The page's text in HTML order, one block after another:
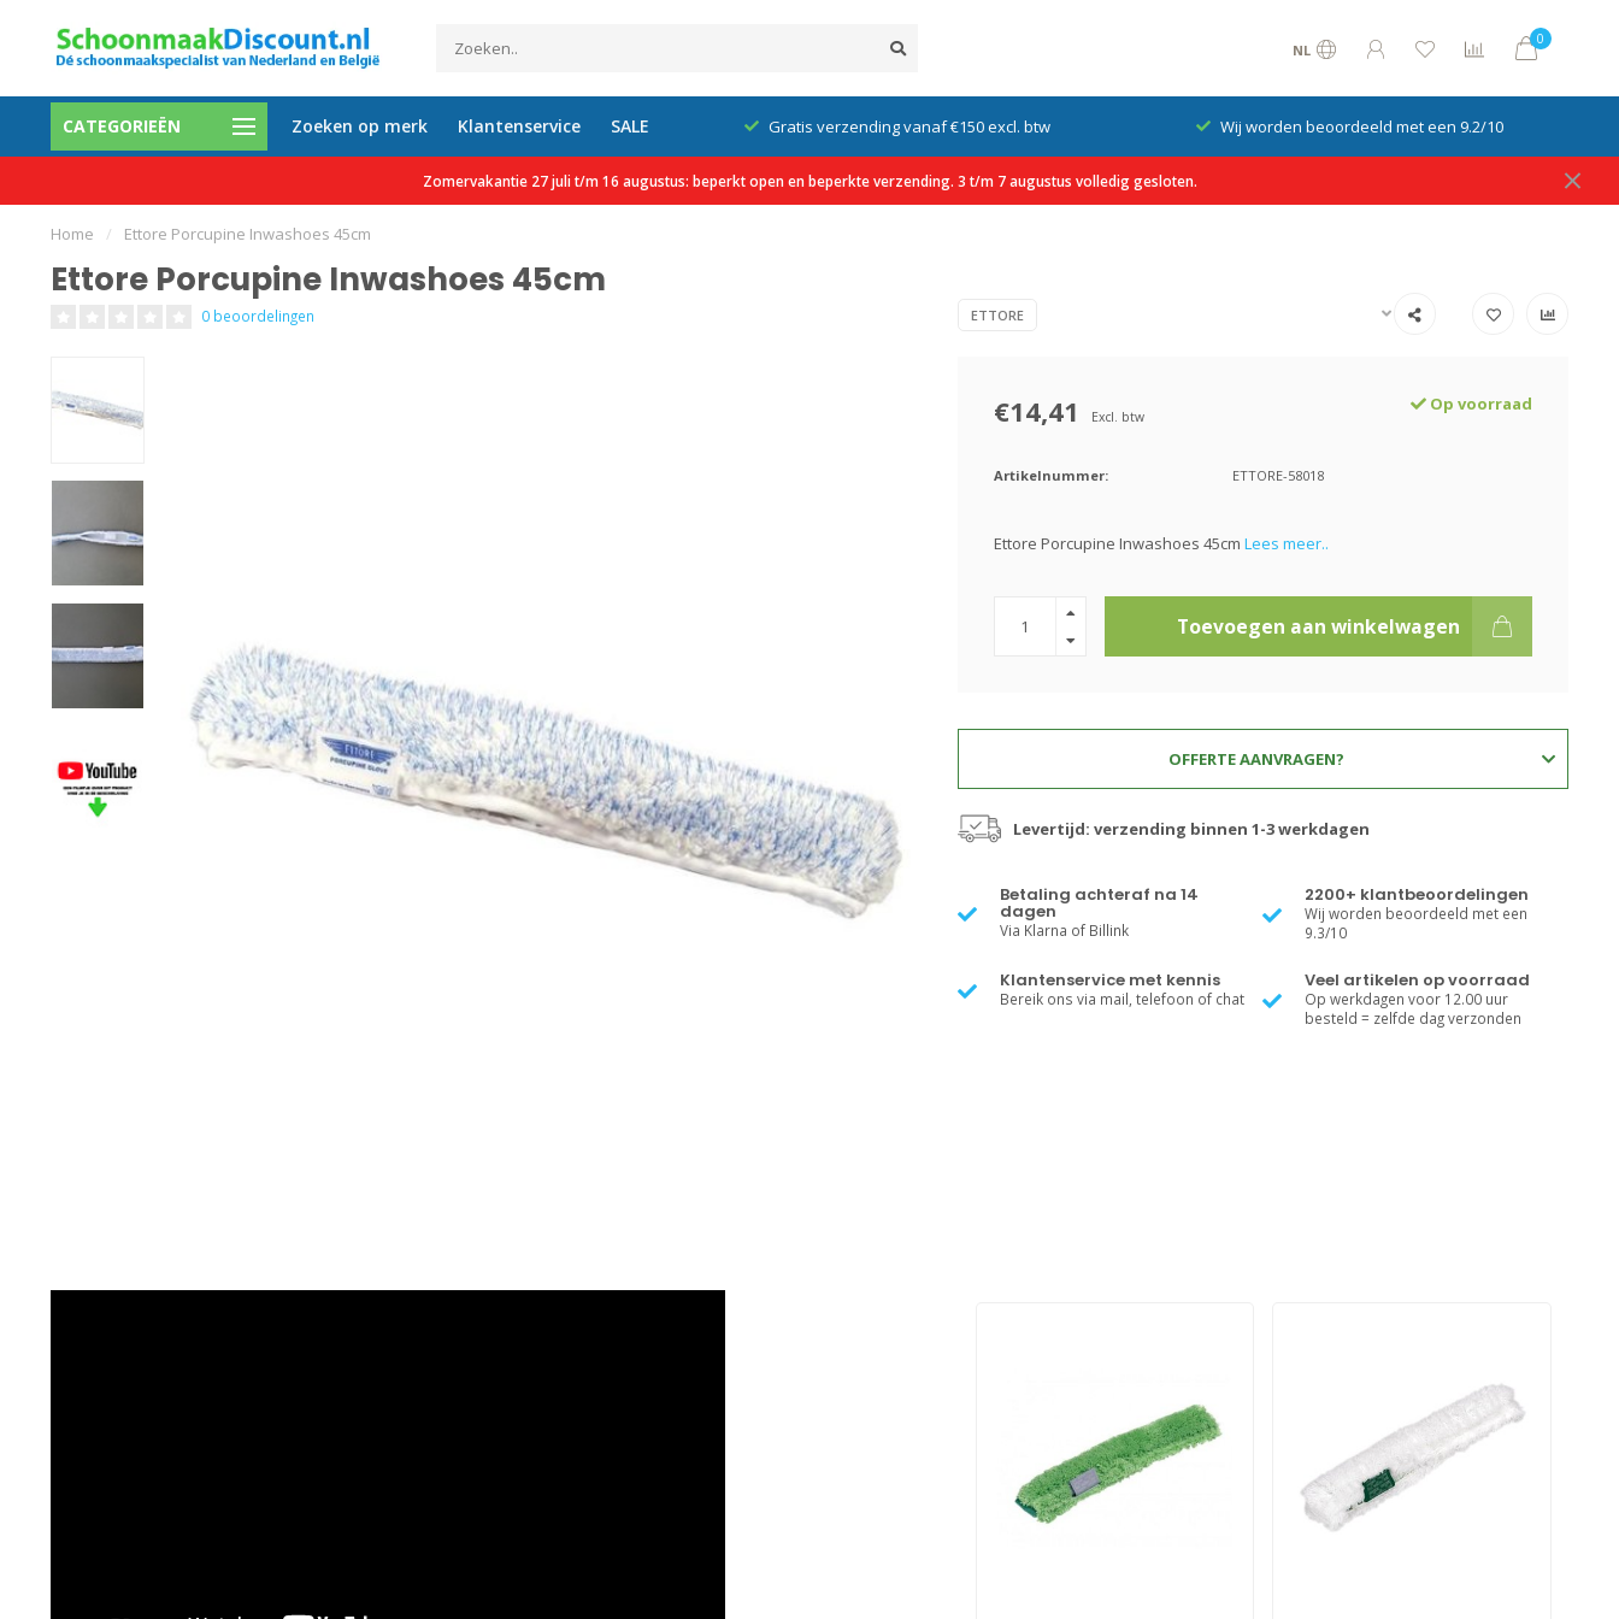
NL
0
CATEGORIEËN Zoeken op merk Klantenservice SALE
mogelijk Al meer dan 35.000 tevreden klanten Gratis verzending vanaf €150 excl. btw Wij worden beoordeeld met een 9.2/10
Zomervakantie 27 juli t/m 16 augustus: beperkt open en beperkte verzending. 3 t/m 7 augustus volledig gesloten.
Home / Ettore Porcupine Inwashoes 45cm
Ettore Porcupine Inwashoes 45cm
0 beoordelingen ETTORE
€14,41 Excl. btw
Op voorraad
Artikelnummer: ETTORE-58018
Ettore Porcupine Inwashoes 45cm Lees meer..
Toevoegen aan winkelwagen
OFFERTE AANVRAGEN?
Levertijd: verzending binnen 1-3 werkdagen
Betaling achteraf na 14
dagen
Via Klarna of Billink
2200+ klantbeoordelingen
Wij worden beoordeeld met een
9.3/10
Klantenservice met kennis
Bereik ons via mail, telefoon of chat
Veel artikelen op voorraad
Op werkdagen voor 12.00 uur
besteld = zelfde dag verzonden